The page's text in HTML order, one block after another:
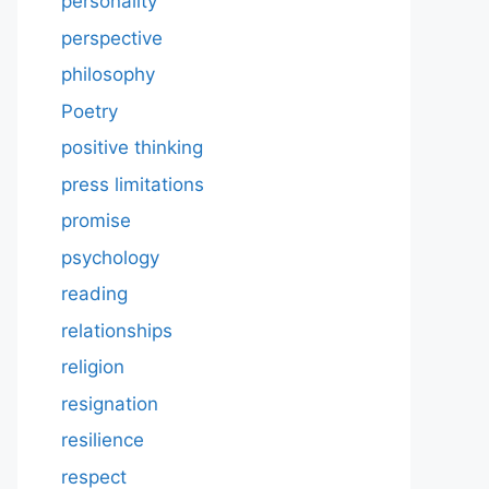
perspective
philosophy
Poetry
positive thinking
press limitations
promise
psychology
reading
relationships
religion
resignation
resilience
respect